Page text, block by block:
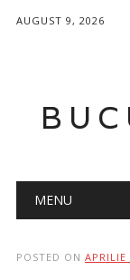
AUGUST 9, 2026
Main
MENU
POSTED ON